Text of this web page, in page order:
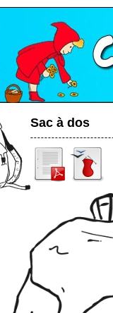
Sac à dos